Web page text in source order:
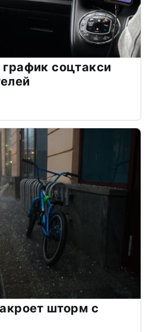
соцтакси
шторм с